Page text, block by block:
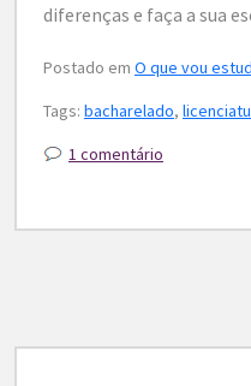
diferenças e faça a sua
Postado em O que vou
Tags: bacharelado,
1 comentário